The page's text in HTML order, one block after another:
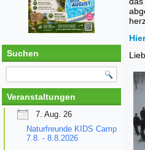
Suchen
Veranstaltungen
7. Aug. 26
Naturfreunde KIDS Camp
7.8. - 8.8.2026